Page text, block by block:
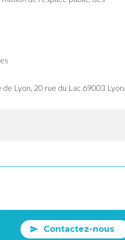
Lyon, 20 rue du Lac 69003 Lyon.
Contactez-nous